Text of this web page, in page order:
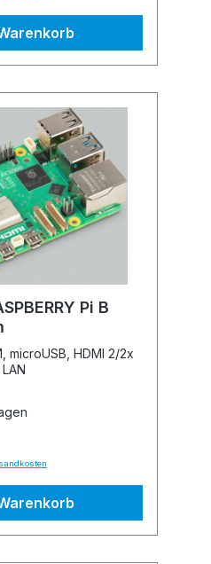
Pi B
microUSB, HDMI 2/2x